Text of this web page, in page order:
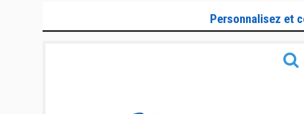
Personnalisez et